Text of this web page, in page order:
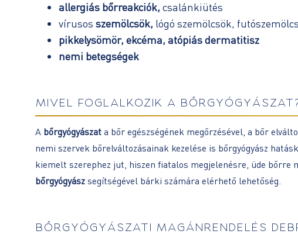
allergiás bőrreakciók, csalánkiütés
vírusos szemölcsök, lógó szemölcsök, futószemölcs
pikkelysömör, ekcéma, atópiás dermatitisz
nemi betegségek
MIVEL FOGLALKOZIK A
A bőrgyógyászat a bőr egészségének megőrzésével, a bőr
nemi szervek bőrelváltozásainak kezelése is bőrgyógyász
kiemelt szerephez jut, hiszen fiatalos megjelenésre, üde bőrre
bőrgyógyász segítségével bárki számára elérhető lehetőség.
BŐRGYÓGYÁSZATI MAGÁNRENDELÉS